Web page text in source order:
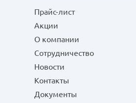
Прайс-лист
Акции
О компании
Сотрудничество
Новости
Контакты
Документы